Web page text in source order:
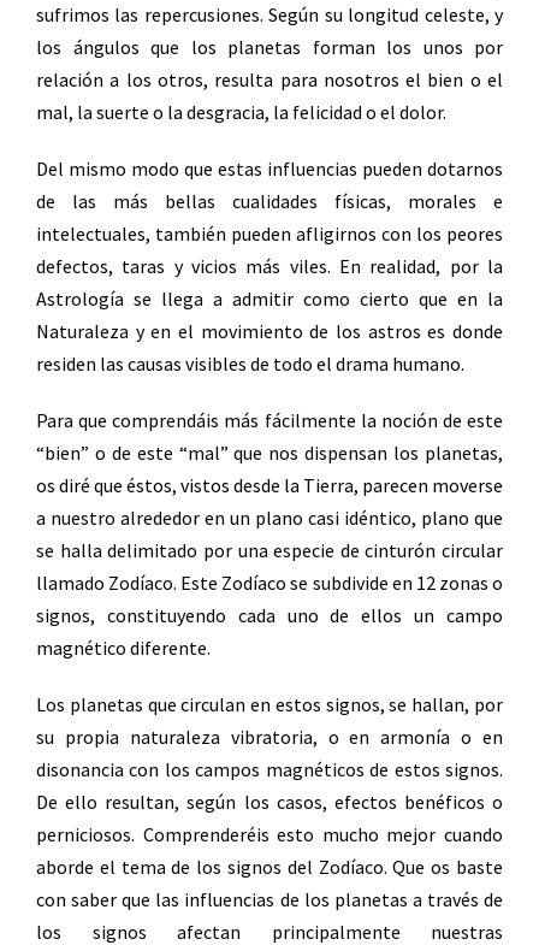
sufrimos las repercusiones. Según su longitud celeste, y
los ángulos que los planetas forman los unos por
relación a los otros, resulta para nosotros el bien o el
mal, la suerte o la desgracia, la felicidad o el dolor.
Del mismo modo que estas influencias pueden dotarnos
de las más bellas cualidades físicas, morales e
intelectuales, también pueden afligirnos con los peores
defectos, taras y vicios más viles. En realidad, por la
Astrología se llega a admitir como cierto que en la
Naturaleza y en el movimiento de los astros es donde
residen las causas visibles de todo el drama humano.
Para que comprendáis más fácilmente la noción de este
“bien” o de este “mal” que nos dispensan los planetas,
os diré que éstos, vistos desde la Tierra, parecen moverse
a nuestro alrededor en un plano casi idéntico, plano que
se halla delimitado por una especie de cinturón circular
llamado Zodíaco. Este Zodíaco se subdivide en 12 zonas o
signos, constituyendo cada uno de ellos un campo
magnético diferente.
Los planetas que circulan en estos signos, se hallan, por
su propia naturaleza vibratoria, o en armonía o en
disonancia con los campos magnéticos de estos signos.
De ello resultan, según los casos, efectos benéficos o
perniciosos. Comprenderéis esto mucho mejor cuando
aborde el tema de los signos del Zodíaco. Que os baste
con saber que las influencias de los planetas a través de
los signos afectan principalmente nuestras